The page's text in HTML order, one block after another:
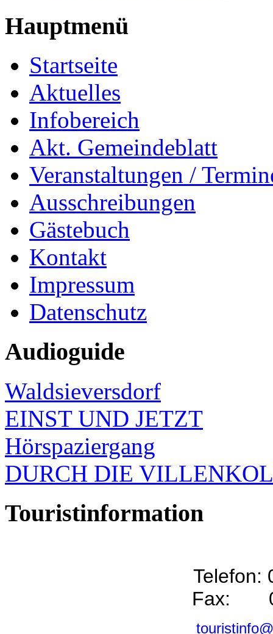
Hauptmenü
Startseite
Aktuelles
Infobereich
Akt. Gemeindeblatt
Veranstaltungen /
Ausschreibungen
Gästebuch
Kontakt
Impressum
Datenschutz
Audioguide
Waldsieversdorf
EINST UND JETZT
Hörspaziergang
DURCH DIE
Touristinformation
Telefon:
Fax: